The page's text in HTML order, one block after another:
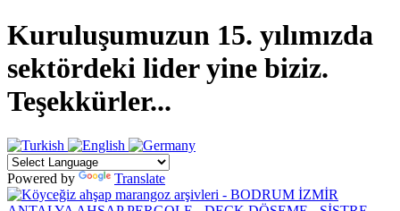
Kuruluşumuzun 15. yılımızda
sektördeki lider yine biziz.
Teşekkürler...
Powered by Translate